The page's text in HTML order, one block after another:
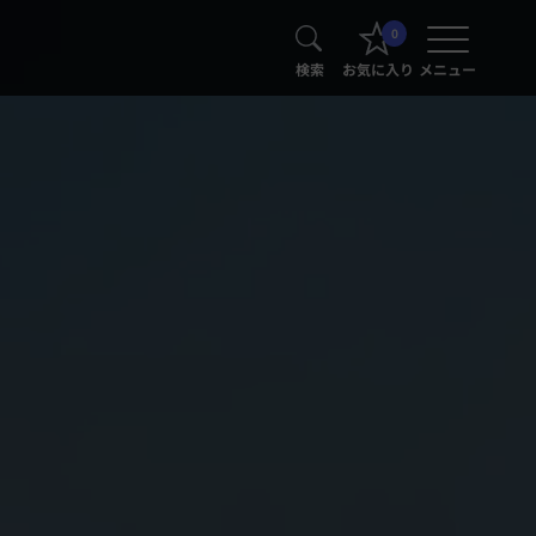
検索
0
お気に入り メニュー